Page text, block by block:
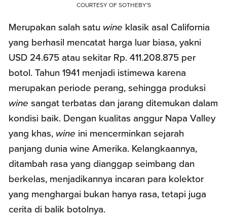
COURTESY OF SOTHEBY'S
Merupakan salah satu wine klasik asal California
yang berhasil mencatat harga luar biasa, yakni
USD 24.675 atau sekitar Rp. 411.208.875 per
botol. Tahun 1941 menjadi istimewa karena
merupakan periode perang, sehingga produksi
wine sangat terbatas dan jarang ditemukan dalam
kondisi baik. Dengan kualitas anggur Napa Valley
yang khas, wine ini mencerminkan sejarah
panjang dunia wine Amerika. Kelangkaannya,
ditambah rasa yang dianggap seimbang dan
berkelas, menjadikannya incaran para kolektor
yang menghargai bukan hanya rasa, tetapi juga
cerita di balik botolnya.